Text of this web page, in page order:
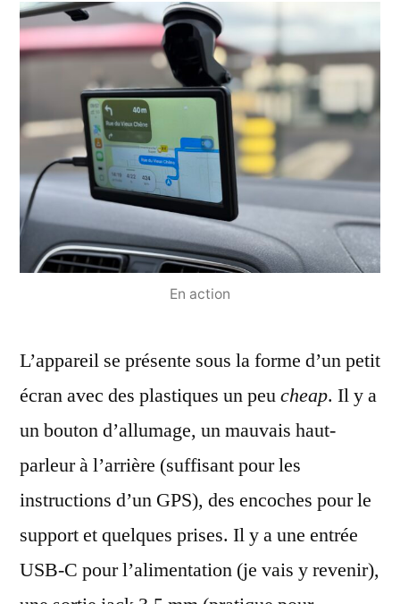
En action
L’appareil se présente sous la forme d’un petit
écran avec des plastiques un peucheap. Il y a
un bouton d’allumage, un mauvais haut-
parleur à l’arrière (suffisant pour les
instructions d’un GPS), des encoches pour le
support et quelques prises. Il y a une entrée
USB-C pour l’alimentation (je vais y revenir),